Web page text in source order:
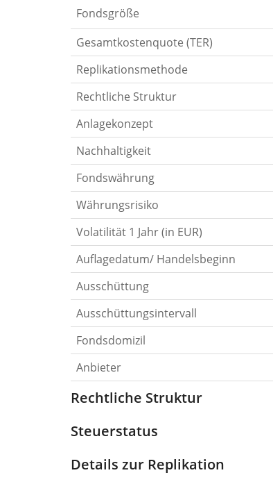
Fondsgröße
Gesamtkostenquote (TER)
Replikationsmethode
Rechtliche Struktur
Anlagekonzept
Nachhaltigkeit
Fondswährung
Währungsrisiko
Volatilität 1 Jahr (in EUR)
Auflagedatum/ Handelsbeginn
Ausschüttung
Ausschüttungsintervall
Fondsdomizil
Anbieter
Rechtliche Struktur
Steuerstatus
Details zur Replikation